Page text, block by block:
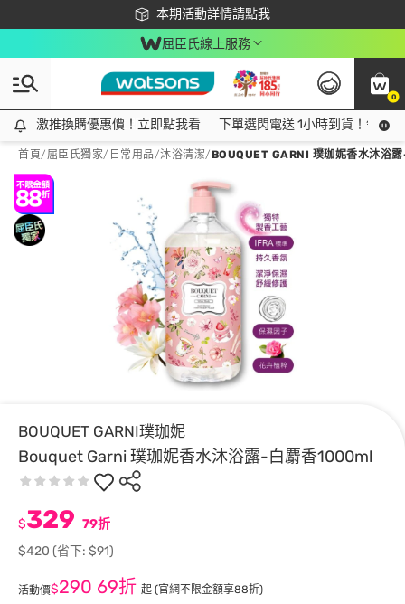
本期活動詳情請點我
下載app最高回饋$350
屈臣氏線上服務
0
激推換購優惠價！立即點我看
激推換購優惠價！立即點我看 下單選閃電送 1小時到貨！領神
首頁/ 屈臣氏獨家/ 日常用品/沐浴清潔/BOUQUET GARNI 璞珈妮香水沐浴
BOUQUET GARNI璞珈妮
Bouquet Garni 璞珈妮香水沐浴露-白麝香1000ml
$329 79折
$420(省下: $91)
活動價$290 69折 起 (官網不限金額享88折)